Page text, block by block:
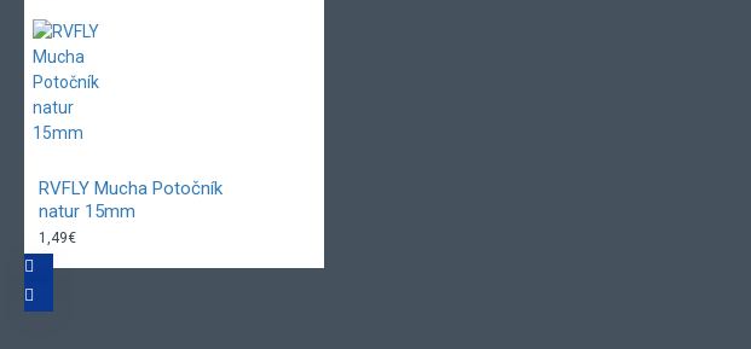
RVFLY Mucha Potočník
natur 15mm
1,49€